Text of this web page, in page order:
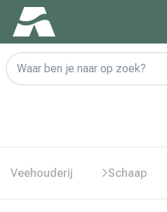
Waar ben je naar op zoek?
Veehouderij Schaap